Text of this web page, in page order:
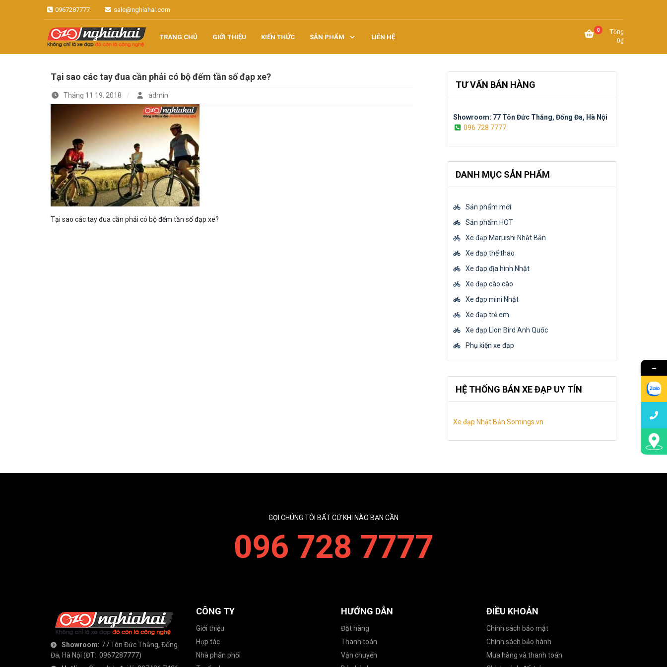
0967287777 sale@nghiahai.com
Nghĩa Hải
Không chỉ là xe đạp, đó còn là
TRANG CHỦ GIỚI THIỆU KIẾN THỨC SẢN PHẨM LIÊN HỆ
0
Tổng
0₫
Tại sao các tay đua cần phải có bộ đếm tần số đạp xe?
Tháng 11 19, 2018 admin
Tại sao các tay đua cần phải có bộ đếm tần số đạp xe?
TƯ VẤN BÁN HÀNG
Showroom: 77 Tôn Đức Thắng, Đống Đa, Hà Nội
096 728 7777
DANH MỤC SẢN PHẨM
Sản phẩm mới
Sản phẩm HOT
Xe đạp Maruishi Nhật Bản
Xe đạp thể thao
Xe đạp địa hình Nhật
Xe đạp cào cào
Xe đạp mini Nhật
Xe đạp trẻ em
Xe đạp Lion Bird Anh Quốc
Phụ kiện xe đạp
HỆ THỐNG BÁN XE ĐẠP UY TÍN
Xe đạp Nhật Bản Somings.vn
GỌI CHÚNG TÔI BẤT CỨ KHI NÀO BẠN CẦN
096 728 7777
Showroom: 77 Tôn Đức Thắng, Đống
Đa, Hà Nội (ĐT: 0967287777)
CÔNG TY
Giới thiệu
Hợp tác
Nhà phân phối
HƯỚNG DẪN
Đặt hàng
Thanh toán
Vận chuyển
ĐIỀU KHOẢN
Chính sách bảo mật
Chính sách bảo hành
Mua hàng và thanh toán
→